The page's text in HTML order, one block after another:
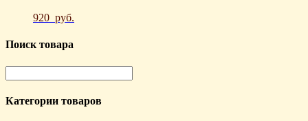
920 руб.
Поиск товара
Категории товаров